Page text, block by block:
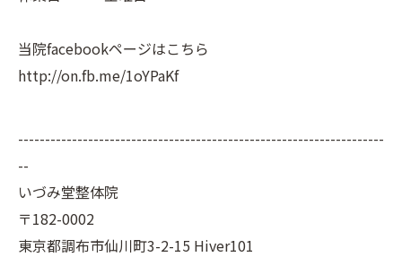
当院facebookページはこちら
http://on.fb.me/1oYPaKf
--------------------------------------------------------------------
--
いづみ堂整体院
〒182-0002
東京都調布市仙川町3-2-15 Hiver101